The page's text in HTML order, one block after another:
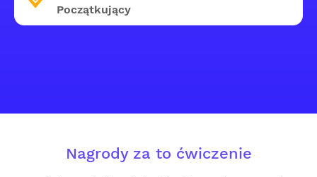
Początkujący
Nagrody za to ćwiczenie